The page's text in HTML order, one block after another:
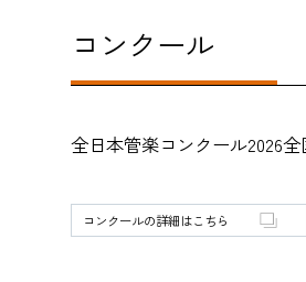
コンクール
全日本管楽コンクール2026
コンクールの詳細はこちら